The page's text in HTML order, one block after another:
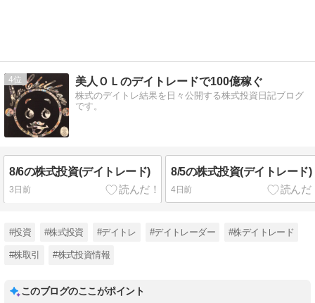
4 美人ＯＬのデイトレードで100億稼ぐ
株式のデイトレ結果を日々公開する株式投資日記ブログ
です。
8/6の株式投資(デイトレード)
3日前
8/5の株式投資(デイトレード)
4日前
#投資 #株式投資 #デイトレ #デイトレーダー #株デイトレード
#株取引 #株式投資情報
このブログのここがポイント